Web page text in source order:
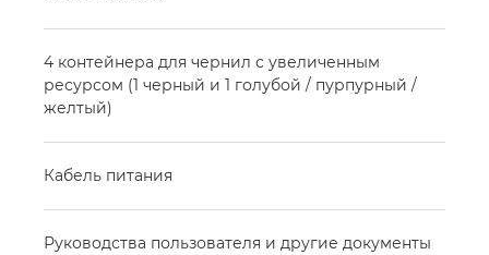
4 контейнера для чернил с увеличенным
ресурсом (1 черный и 1 голубой / пурпурный /
желтый)
Кабель питания
Руководства пользователя и другие документы